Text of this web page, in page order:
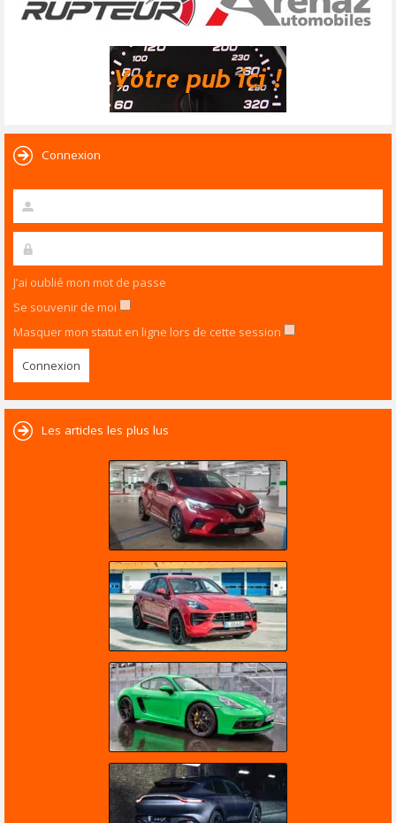
Connexion
J’ai oublié mon mot de passe
Se souvenir de moi
Masquer mon statut en ligne lors de cette session
Les articles les plus lus